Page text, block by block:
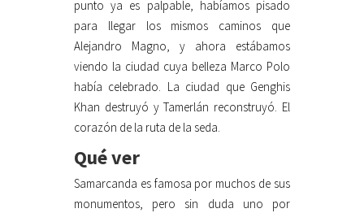
punto ya es palpable, habíamos pisado
para llegar los mismos caminos que
Alejandro Magno, y ahora estábamos
viendo la ciudad cuya belleza Marco Polo
había celebrado. La ciudad que Genghis
Khan destruyó y Tamerlán reconstruyó. El
corazón de la ruta de la seda.
Qué ver
Samarcanda es famosa por muchos de sus
monumentos, pero sin duda uno por